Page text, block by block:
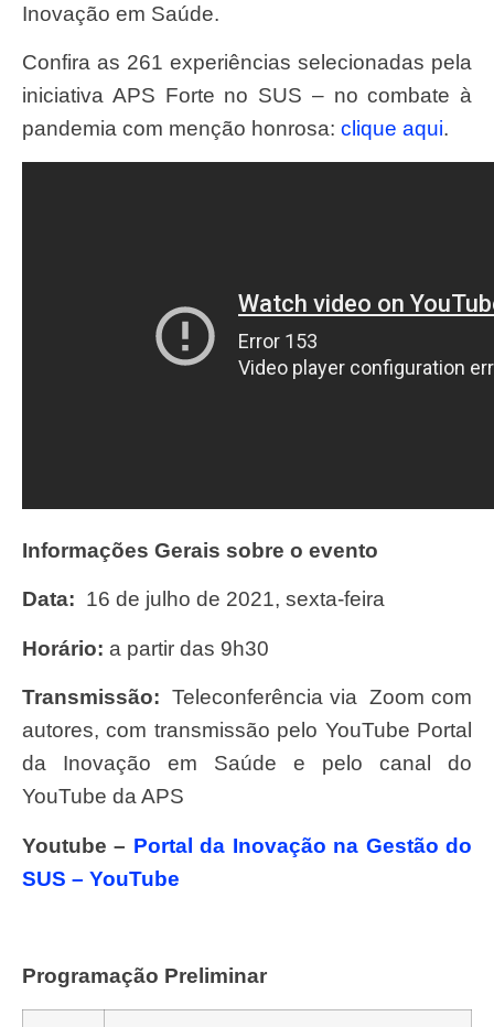
Inovação em Saúde.
Confira as 261 experiências selecionadas pela
iniciativa APS Forte no SUS – no combate à
pandemia com menção honrosa: clique aqui.
Informações Gerais sobre o evento
Data: 16 de julho de 2021, sexta-feira
Horário: a partir das 9h30
Transmissão: Teleconferência via Zoom com
autores, com transmissão pelo YouTube Portal
da Inovação em Saúde e pelo canal do
YouTube da APS
youtube – Portal da Inovação na Gestão do
SUS – YouTube
Programação Preliminar